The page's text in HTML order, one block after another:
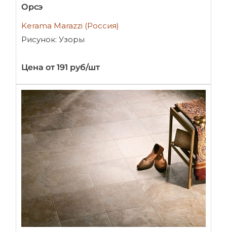
Орсэ
Kerama Marazzi (Россия)
Рисунок: Узоры
Цена от 191 руб/шт